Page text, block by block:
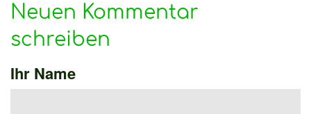
Neuen Kommentar
schreiben
Ihr Name